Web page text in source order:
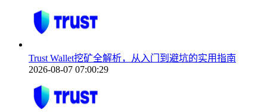
Trust Wallet挖矿全解析，从入门到避坑的实用指南
2026-08-07 07:00:29